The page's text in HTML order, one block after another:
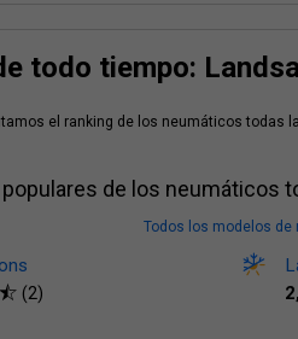
todo tiempo:
el ranking de los neumáticos todas
de los neumáticos
Todos los modelos
(2)